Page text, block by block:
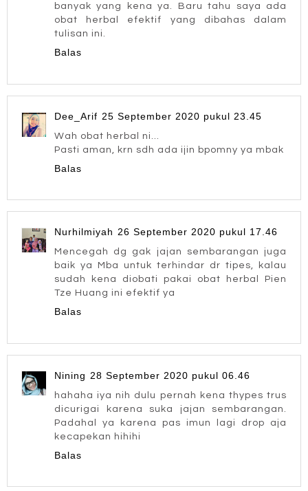
banyak yang kena ya. Baru tahu saya ada
obat herbal efektif yang dibahas dalam
tulisan ini.
Balas
Dee_Arif 25 September 2020 pukul 23.45
Wah obat herbal ni...
Pasti aman, krn sdh ada ijin bpomny ya mbak
Balas
Nurhilmiyah 26 September 2020 pukul 17.46
Mencegah dg gak jajan sembarangan juga
baik ya Mba untuk terhindar dr tipes, kalau
sudah kena diobati pakai obat herbal Pien
Tze Huang ini efektif ya
Balas
Nining 28 September 2020 pukul 06.46
hahaha iya nih dulu pernah kena thypes trus
dicurigai karena suka jajan sembarangan.
Padahal ya karena pas imun lagi drop aja
kecapekan hihihi
Balas